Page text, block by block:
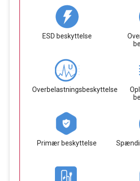
ESD beskyttelse
Overbelastningsbeskyttelse
Primær beskyttelse